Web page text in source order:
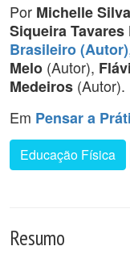
Por Michelle
Siqueira Tavares
Brasileiro (Autor)
Melo (Autor),
Medeiros (Autor).
Em Pensar a
Educação Física
Resumo